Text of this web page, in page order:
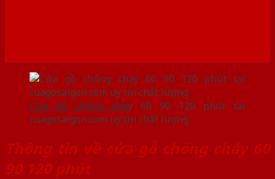
Cửa gỗ chống cháy 60 90 120 phút tại
cuagosaigon.com uy tín chất lượng
Thông tin về cửa gỗ chống cháy 60
90 120 phút